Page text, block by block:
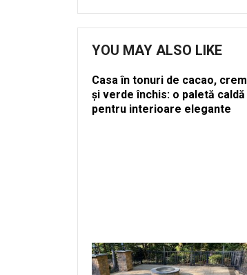
YOU MAY ALSO LIKE
Casa în tonuri de cacao, crem
și verde închis: o paletă caldă
pentru interioare elegante